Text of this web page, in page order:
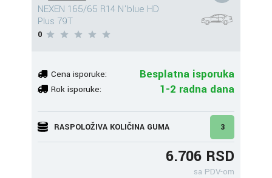
NEXEN 165/65 R14 N'blue HD
Plus 79T
0
Cena isporuke: Besplatna isporuka
Rok isporuke: 1-2 radna dana
RASPOLOŽIVA KOLIČINA GUMA 3
6.706 RSD
sa PDV-om